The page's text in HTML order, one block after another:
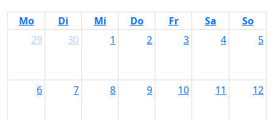
Mo Di Mi Do Fr Sa
So
29
30 1 2 3 4 5
6 7 8 9 10 11 12